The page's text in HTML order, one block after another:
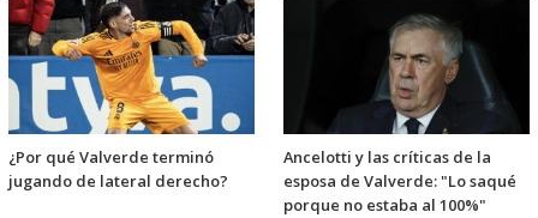
¿Por qué Valverde terminó
jugando de lateral derecho?
Ancelotti y las críticas de la
esposa de Valverde: "Lo saqué
porque no estaba al 100%"